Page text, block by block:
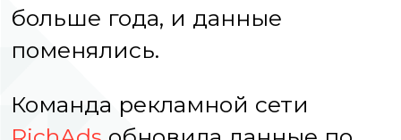
больше года, и данные
поменялись.
Команда рекламной сети